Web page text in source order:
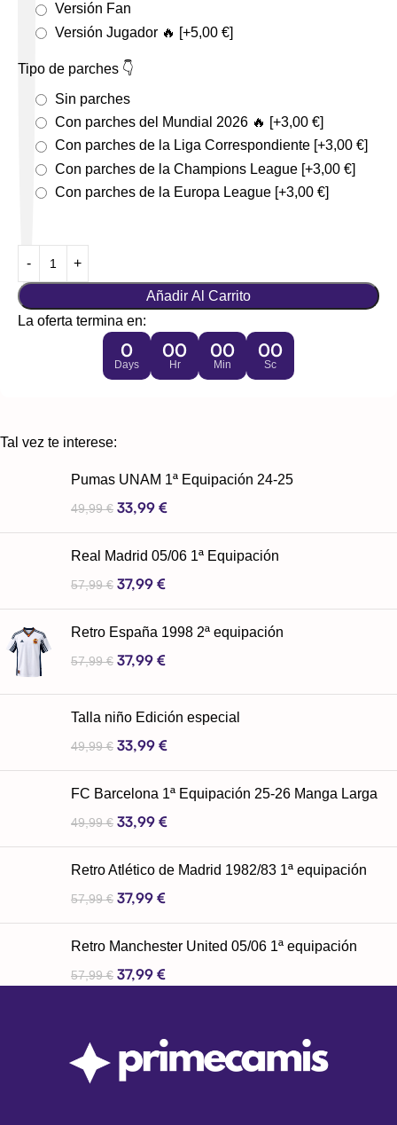
Versión Fan
Versión Jugador 🔥 [+5,00 €]
Tipo de parches 👇
Sin parches
Con parches del Mundial 2026 🔥 [+3,00 €]
Con parches de la Liga Correspondiente [+3,00 €]
Con parches de la Champions League [+3,00 €]
Con parches de la Europa League [+3,00 €]
Añadir Al Carrito
La oferta termina en:
0
Days
00
Hr
00
Min
00
Sc
Tal vez te interese:
Pumas UNAM 1ª Equipación 24-25
49,99€ 33,99 €
Real Madrid 05/06 1ª Equipación
57,99€ 37,99 €
Retro España 1998 2ª equipación
57,99€ 37,99 €
Talla niño Edición especial
49,99€ 33,99 €
FC Barcelona 1ª Equipación 25-26 Manga Larga
49,99€ 33,99 €
Retro Atlético de Madrid 1982/83 1ª equipación
57,99€ 37,99 €
Retro Manchester United 05/06 1ª equipación
57,99€ 37,99 €